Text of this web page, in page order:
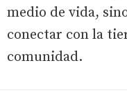
medio de vida,
conectar con la
comunidad.